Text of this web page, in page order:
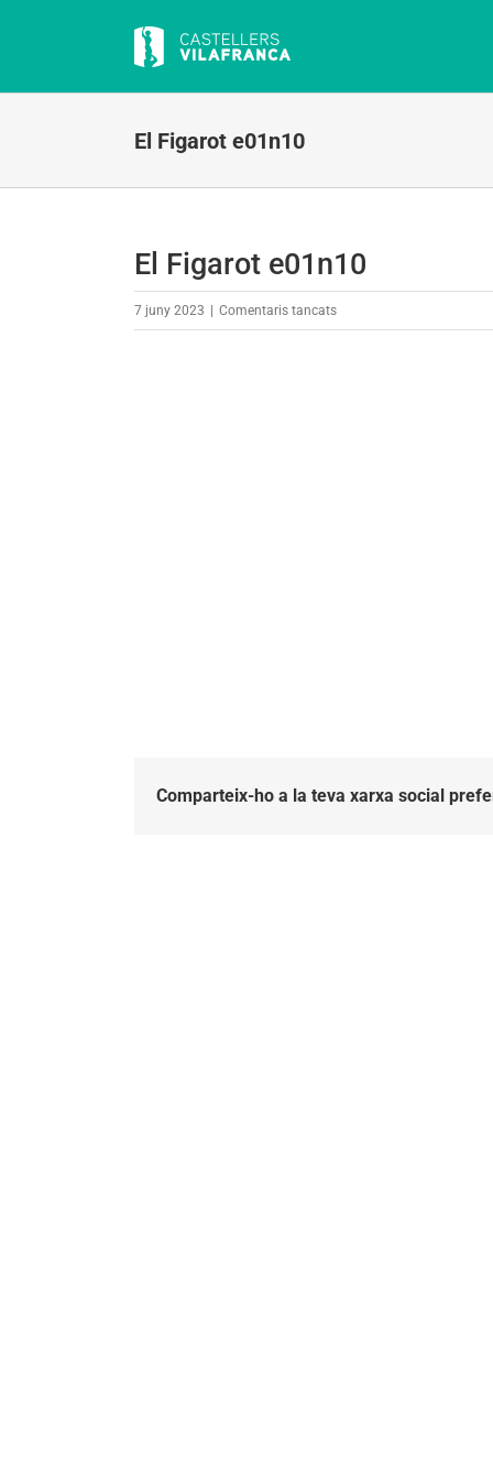
El Figarot e01n10
El Figarot e01n10
7 juny 2023 Comentaris tancatsa
Comparteix-ho a la teva xarxa social